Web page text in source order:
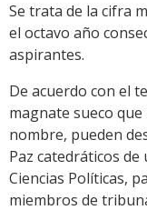
Se trata de la cifra
el octavo año
aspirantes.
De acuerdo con el
magnate sueco
nombre, pueden
Paz catedráticos
Ciencias Políticas,
miembros de